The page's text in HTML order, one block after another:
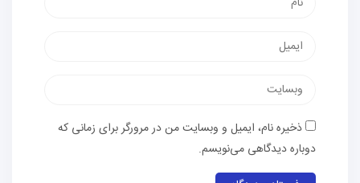
ذخیره نام، ایمیل و وبسایت من در مرورگر برای زمانی که
دوباره دیدگاهی می‌نویسم.